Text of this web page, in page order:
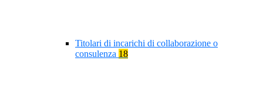
Titolari di incarichi di collaborazione o
consulenza 18